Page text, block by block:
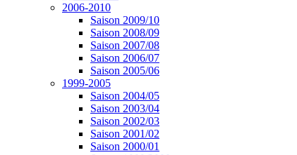
2006-2010
Saison 2009/10
Saison 2008/09
Saison 2007/08
Saison 2006/07
Saison 2005/06
1999-2005
Saison 2004/05
Saison 2003/04
Saison 2002/03
Saison 2001/02
Saison 2000/01